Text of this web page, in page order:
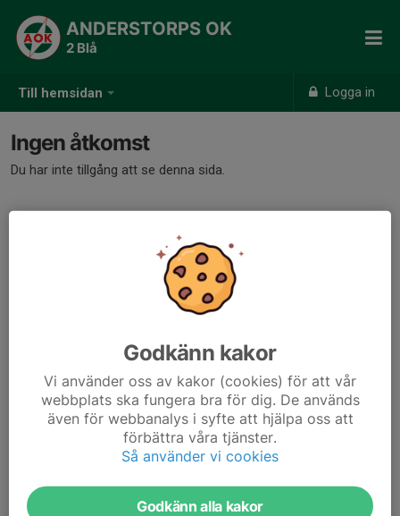
Till hemsidan Logga in
ANDERSTORPS OK
2 Blå
Ingen åtkomst
Du har inte tillgång att se denna sida.
Godkänn kakor
Vi använder oss av kakor (cookies) för att vår
webbplats ska fungera bra för dig. De används
även för webbanalys i syfte att hjälpa oss att
förbättra våra tjänster.
Så använder vi cookies
Godkänn alla kakor